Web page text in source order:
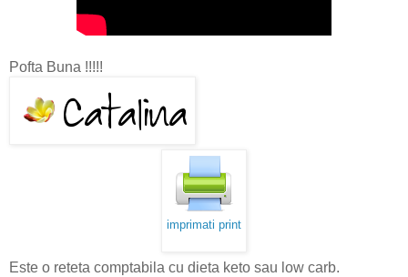
Pofta Buna !!!!!
imprimati print
Este o reteta comptabila cu dieta keto sau low carb.